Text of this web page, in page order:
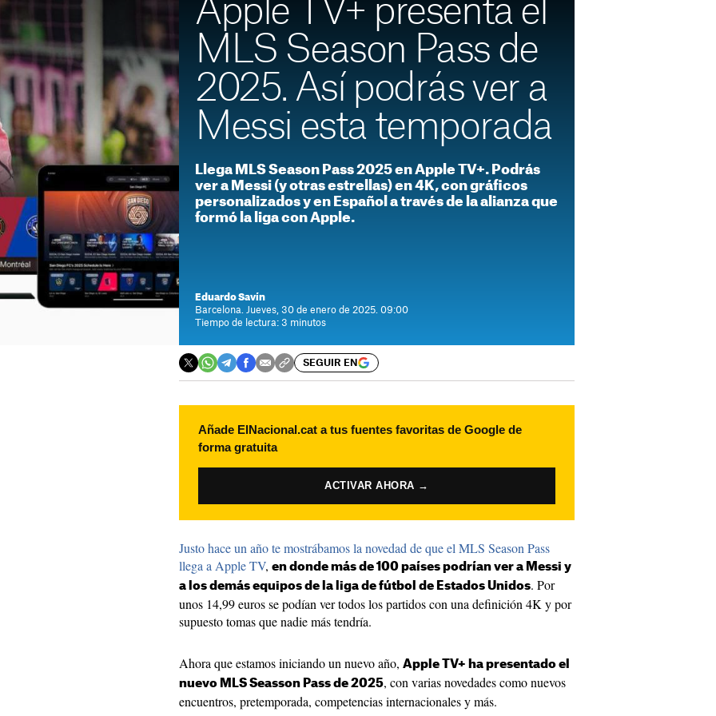
Apple TV+ presenta el
MLS Season Pass de
2025. Así podrás ver a
Messi esta temporada
Llega MLS Season Pass 2025 en Apple TV+. Podrás
ver a Messi (y otras estrellas) en 4K, con gráficos
personalizados y en Español a través de la alianza que
formó la liga con Apple.
Eduardo Savín
Barcelona. Jueves, 30 de enero de 2025. 09:00
Tiempo de lectura: 3 minutos
SEGUIR EN
Añade ElNacional.cat a tus fuentes favoritas de Google de
forma gratuita
ACTIVAR AHORA →
Justo hace un año te mostrábamos la novedad de que el MLS Season Pass
llega a Apple TV, en donde más de 100 países podrían ver a Messi y
a los demás equipos de la liga de fútbol de Estados Unidos. Por
unos 14,99 euros se podían ver todos los partidos con una definición 4K y por
supuesto tomas que nadie más tendría.
Ahora que estamos iniciando un nuevo año, Apple TV+ ha presentado el
nuevo MLS Seasson Pass de 2025, con varias novedades como nuevos
encuentros, pretemporada, competencias internacionales y más.